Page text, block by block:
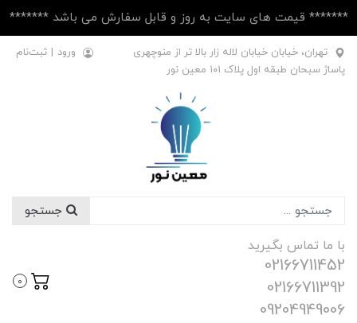
******* قیمت های سایت به روز و قابل سفارش می باشد *******
تهران، خیابان خیابان لاله زار بالا تر از منوچهری
پاساژ سبحان طبقه اول پلاک ۱۰1 معین نور
ورود | ثبت‌نام
با ما تماس بگیرید
02166711452
02166711392
09204949006
0